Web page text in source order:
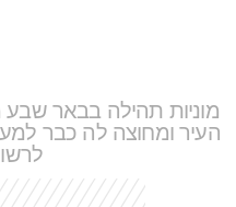
מוניות תהילה בבאר